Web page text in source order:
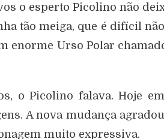
o esperto Picolino não
tão meiga, que é difícil
enorme Urso Polar
o Picolino falava. Hoje
A nova mudança
muito expressiva.